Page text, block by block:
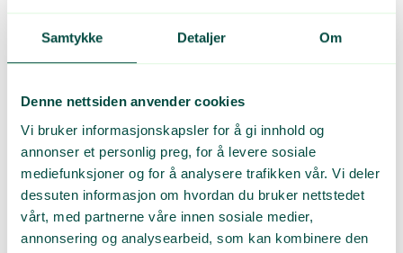
Samtykke Detaljer Om
Denne nettsiden anvender cookies
Vi bruker informasjonskapsler for å gi innhold og
annonser et personlig preg, for å levere sosiale
mediefunksjoner og for å analysere trafikken vår. Vi deler
dessuten informasjon om hvordan du bruker nettstedet
vårt, med partnerne våre innen sosiale medier,
annonsering og analysearbeid, som kan kombinere den
differansiering av vederlaget påhusholdning og næring
er det nå flere faremerker som inngår i ordningene.
Ref.pkt. 2.4.15 i
GPN-regleneog nye vederlagssatse
harmonisert emballasjedefinisjonen mot EUs
emballasjedefinisjon. Dette har medført noen praktiske
problemer som nå er løst. Det er innført vederlag på
engangstallerkener, drikkebeger og lokk i plast og
kartong med reduserte satser. Dette vil gjelde for alle
produsenter/importører av drikkebeger og lokk.For mer
informasjon om satsene og hvordan rapportering skal
gjøres, se her.